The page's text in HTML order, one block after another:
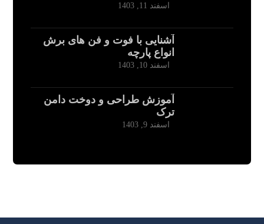
اسفند 11, 1403
آشنایی با فوت و فن های برش
انواع پارچه
اسفند 10, 1403
آموزش طراحی و دوخت دامن
ترک
اسفند 9, 1403